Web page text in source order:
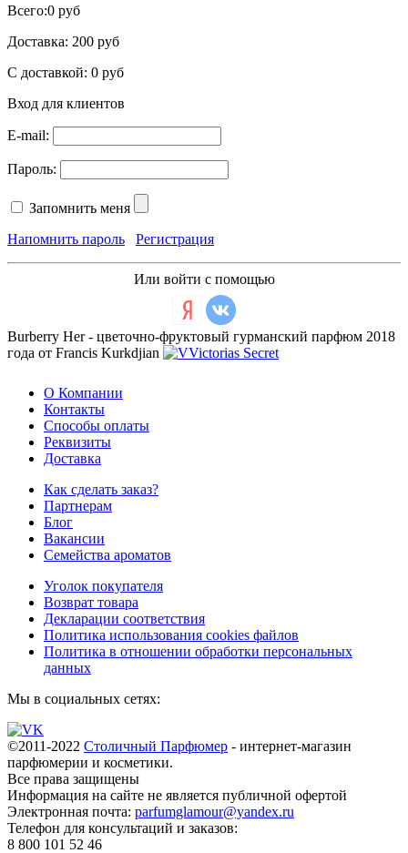
Всего:0 руб
Доставка: 200 руб
С доставкой: 0 руб
Вход для клиентов
E-mail:
Пароль:
Запомнить меня
Напомнить пароль
Регистрация
Или войти с помощью
Burberry Her - цветочно-фруктовый гурманский парфюм 2018
года от Francis Kurkdjian
О Компании
Контакты
Способы оплаты
Реквизиты
Доставка
Как сделать заказ?
Партнерам
Блог
Вакансии
Семейства ароматов
Уголок покупателя
Возврат товара
Декларации соответствия
Политика использования cookies файлов
Политика в отношении обработки персональных
данных
Мы в социальных сетях:
©2011-2022 Столичный Парфюмер - интернет-магазин
парфюмерии и косметики.
Все права защищены
Информация на сайте не является публичной офертой
Электронная почта: parfumglamour@yandex.ru
Телефон для консультаций и заказов:
8 800 101 52 46